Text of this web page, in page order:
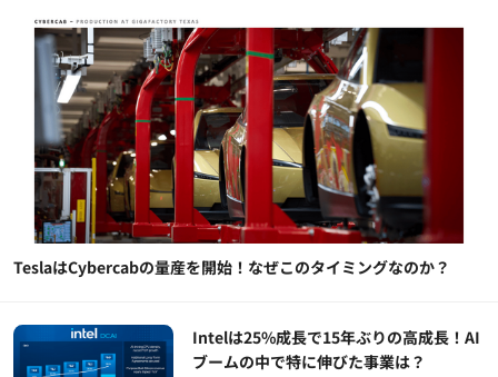
TeslaはCybercabの量産を開始！なぜこのタイミングなのか？
Intelは25%成長で15年ぶりの高成長！AI
ブームの中で特に伸びた事業は？